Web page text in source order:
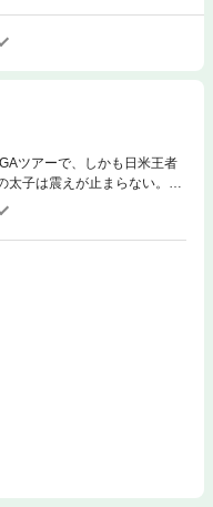
ツアーで、しかも日米王者
子は震えが止まらない。誰
、当の草太はバカまっしぐら
丈夫…！？